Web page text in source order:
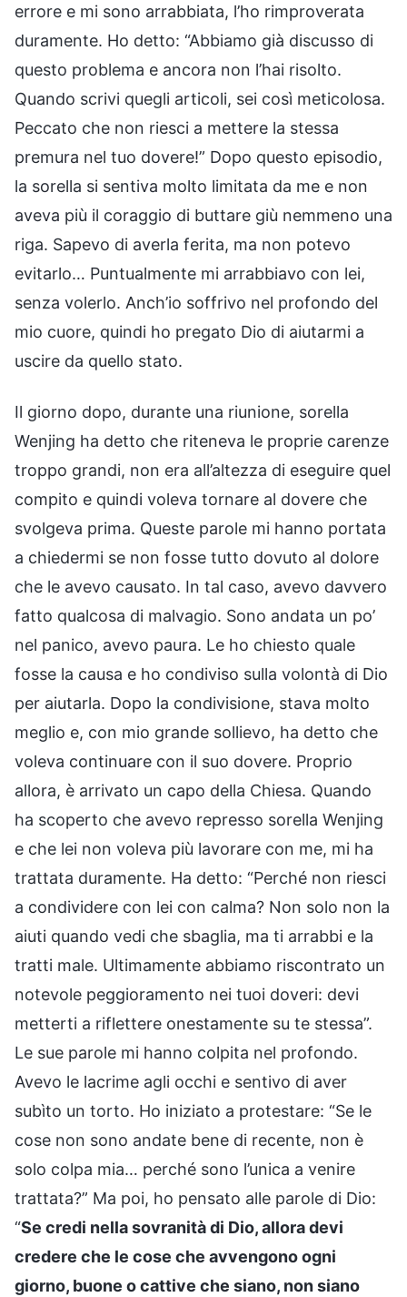
errore e mi sono arrabbiata, l’ho rimproverata
duramente. Ho detto: “Abbiamo già discusso di
questo problema e ancora non l’hai risolto.
Quando scrivi quegli articoli, sei così meticolosa.
Peccato che non riesci a mettere la stessa
premura nel tuo dovere!” Dopo questo episodio,
la sorella si sentiva molto limitata da me e non
aveva più il coraggio di buttare giù nemmeno una
riga. Sapevo di averla ferita, ma non potevo
evitarlo… Puntualmente mi arrabbiavo con lei,
senza volerlo. Anch’io soffrivo nel profondo del
mio cuore, quindi ho pregato Dio di aiutarmi a
uscire da quello stato.
Il giorno dopo, durante una riunione, sorella
Wenjing ha detto che riteneva le proprie carenze
troppo grandi, non era all’altezza di eseguire quel
compito e quindi voleva tornare al dovere che
svolgeva prima. Queste parole mi hanno portata
a chiedermi se non fosse tutto dovuto al dolore
che le avevo causato. In tal caso, avevo davvero
fatto qualcosa di malvagio. Sono andata un po’
nel panico, avevo paura. Le ho chiesto quale
fosse la causa e ho condiviso sulla volontà di Dio
per aiutarla. Dopo la condivisione, stava molto
meglio e, con mio grande sollievo, ha detto che
voleva continuare con il suo dovere. Proprio
allora, è arrivato un capo della Chiesa. Quando
ha scoperto che avevo represso sorella Wenjing
e che lei non voleva più lavorare con me, mi ha
trattata duramente. Ha detto: “Perché non riesci
a condividere con lei con calma? Non solo non la
aiuti quando vedi che sbaglia, ma ti arrabbi e la
tratti male. Ultimamente abbiamo riscontrato un
notevole peggioramento nei tuoi doveri: devi
metterti a riflettere onestamente su te stessa”.
Le sue parole mi hanno colpita nel profondo.
Avevo le lacrime agli occhi e sentivo di aver
subìto un torto. Ho iniziato a protestare: “Se le
cose non sono andate bene di recente, non è
solo colpa mia… perché sono l’unica a venire
trattata?” Ma poi, ho pensato alle parole di Dio:
“Se credi nella sovranità di Dio, allora devi
credere che le cose che avvengono ogni
giorno, buone o cattive che siano, non siano